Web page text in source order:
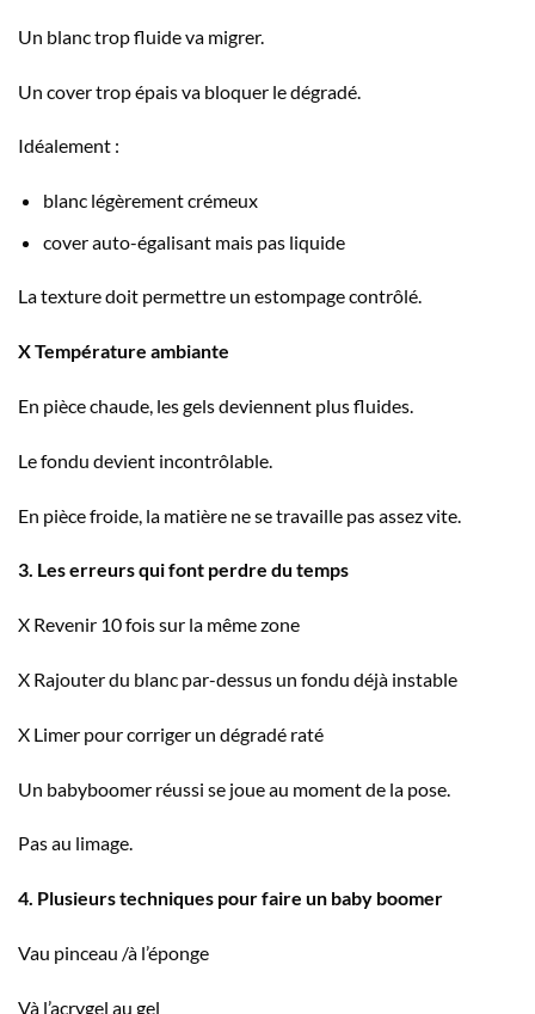
Un blanc trop fluide va migrer.
Un cover trop épais va bloquer le dégradé.
Idéalement :
blanc légèrement crémeux
cover auto-égalisant mais pas liquide
La texture doit permettre un estompage contrôlé.
X Température ambiante
En pièce chaude, les gels deviennent plus fluides.
Le fondu devient incontrôlable.
En pièce froide, la matière ne se travaille pas assez vite.
3. Les erreurs qui font perdre du temps
X Revenir 10 fois sur la même zone
X Rajouter du blanc par-dessus un fondu déjà instable
X Limer pour corriger un dégradé raté
Un babyboomer réussi se joue au moment de la pose.
Pas au limage.
4. Plusieurs techniques pour faire un baby boomer
Vau pinceau /à l’éponge
Và l’acrygel au gel